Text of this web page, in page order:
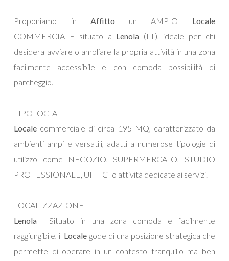
Proponiamo in Affitto un AMPIO Locale
COMMERCIALE situato a Lenola (LT), ideale per chi
desidera avviare o ampliare la propria attività in una zona
facilmente accessibile e con comoda possibilità di
parcheggio.
TIPOLOGIA
Locale commerciale di circa 195 MQ, caratterizzato da
ambienti ampi e versatili, adatti a numerose tipologie di
utilizzo come NEGOZIO, SUPERMERCATO, STUDIO
PROFESSIONALE, UFFICI o attività dedicate ai servizi.
LOCALIZZAZIONE
Lenola  Situato in una zona comoda e facilmente
raggiungibile, il Locale gode di una posizione strategica che
permette di operare in un contesto tranquillo ma ben
Locali
1